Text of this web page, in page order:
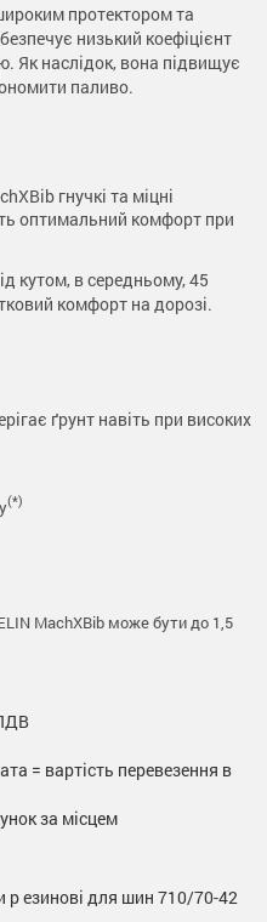
протектором та
низький коефіцієнт
Як наслідок, вона підвищує
паливо.
гнучкі та міцні
оптимальний комфорт при
кутом, в середньому, 45
комфорт на дорозі.
ґрунт навіть при високих
(*)
MachXBib може бути до 1,5
= вартість перевезення в
за місцем
р езинові для шин 710/70-42